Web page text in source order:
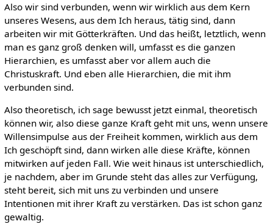
Also wir sind verbunden, wenn wir wirklich aus dem Kern
unseres Wesens, aus dem Ich heraus, tätig sind, dann
arbeiten wir mit Götterkräften. Und das heißt, letztlich, wenn
man es ganz groß denken will, umfasst es die ganzen
Hierarchien, es umfasst aber vor allem auch die
Christuskraft. Und eben alle Hierarchien, die mit ihm
verbunden sind.
Also theoretisch, ich sage bewusst jetzt einmal, theoretisch
können wir, also diese ganze Kraft geht mit uns, wenn unsere
Willensimpulse aus der Freiheit kommen, wirklich aus dem
Ich geschöpft sind, dann wirken alle diese Kräfte, können
mitwirken auf jeden Fall. Wie weit hinaus ist unterschiedlich,
je nachdem, aber im Grunde steht das alles zur Verfügung,
steht bereit, sich mit uns zu verbinden und unsere
Intentionen mit ihrer Kraft zu verstärken. Das ist schon ganz
gewaltig.